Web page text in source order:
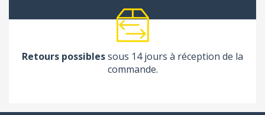
Retours possiblessous 14 jours à réception de la
commande.